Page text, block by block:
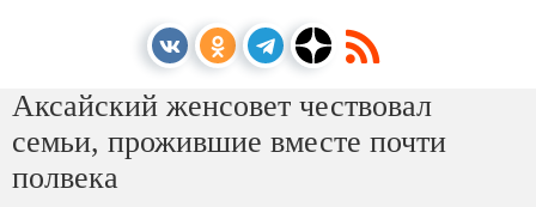
Аксайский женсовет чествовал
семьи, прожившие вместе почти
полвека